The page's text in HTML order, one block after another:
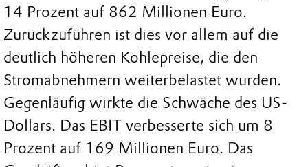
14 Prozent auf 862 Millionen Euro.
Zurückzuführen ist dies vor allem auf die
deutlich höheren Kohlepreise, die den
Stromabnehmern weiterbelastet wurden.
Gegenläufig wirkte die Schwäche des US-
Dollars. Das EBIT verbesserte sich um 8
Prozent auf 169 Millionen Euro. Das